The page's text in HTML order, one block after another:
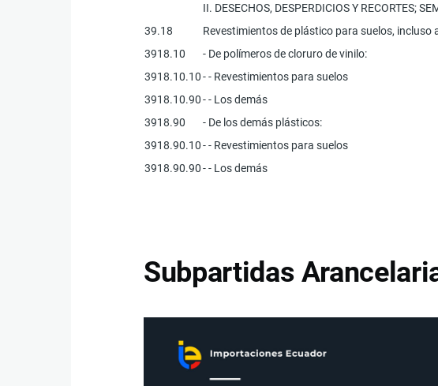
II. DESECHOS, DESPERDICIOS Y RECORTES;
39.18
Revestimientos de plástico para suelos, incluso
3918.10
- De polímeros de cloruro de vinilo:
3918.10.10- - Revestimientos para suelos
3918.10.90- - Los demás
3918.90
- De los demás plásticos:
3918.90.10- - Revestimientos para suelos
3918.90.90- - Los demás
Subpartidas